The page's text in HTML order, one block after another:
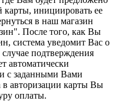
карты, инициировать ее
в наш магазин
После того, как Вы
система уведомит Вас о
случае подтверждения
автоматически
с заданными Вами
в авторизации карты Вы
оплаты.